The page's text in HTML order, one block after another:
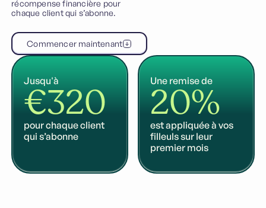
récompense financière pour
chaque client qui s’abonne.
Commencer maintenant
Jusqu'à
€320
pour chaque client
qui s’abonne
Une remise de
20%
est appliquée à vos
filleuls sur leur
premier mois